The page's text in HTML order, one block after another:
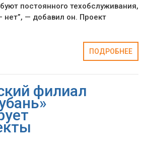
постоянного техобслуживания,
нет”, — добавил он. Проект
ПОДРОБНЕЕ
филиал